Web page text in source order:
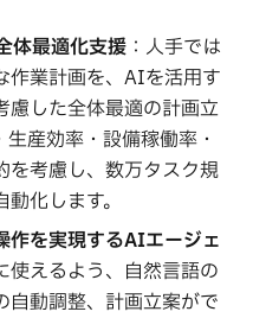
体最適化支援 ：人手では
作業計画を、AIを活用す
慮した全体最適の計画立
産効率・設備稼働率・
を考慮し、数万タスク規
化します。
作を実現するAIエージェ
使えるよう、自然言語の
自動調整、計画立案がで